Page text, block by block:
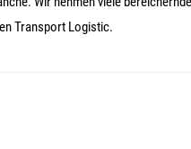
Transport Logistic.